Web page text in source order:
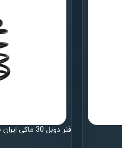
فنر دوبل 30 ماکی ایران بوستر